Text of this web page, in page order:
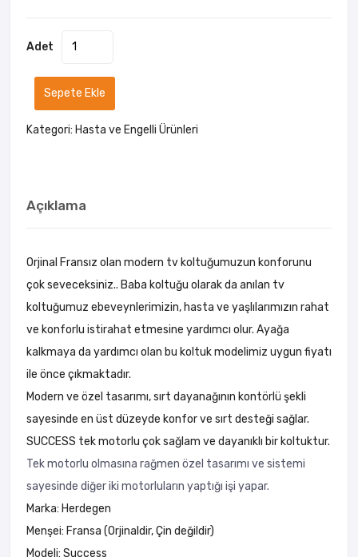
Adet
Sepete Ekle
Kategori: Hasta ve Engelli Ürünleri
Açıklama
Orjinal Fransız olan modern tv koltuğumuzun konforunu
çok seveceksiniz.. Baba koltuğu olarak da anılan tv
koltuğumuz ebeveynlerimizin, hasta ve yaşlılarımızın rahat
ve konforlu istirahat etmesine yardımcı olur. Ayağa
kalkmaya da yardımcı olan bu koltuk modelimiz uygun fiyatı
ile önce çıkmaktadır.
Modern ve özel tasarımı, sırt dayanağının kontörlü şekli
sayesinde en üst düzeyde konfor ve sırt desteği sağlar.
SUCCESS tek motorlu çok sağlam ve dayanıklı bir koltuktur.
Tek motorlu olmasına rağmen özel tasarımı ve sistemi
sayesinde diğer iki motorluların yaptığı işi yapar.
Marka: Herdegen
Menşei: Fransa (Orjinaldir, Çin değildir)
Modeli: Success